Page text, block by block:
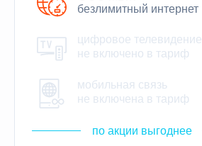
безлимитный интернет
цифровое телевидение
не включено в тариф
мобильная связь
не включена в тариф
по акции выгоднее